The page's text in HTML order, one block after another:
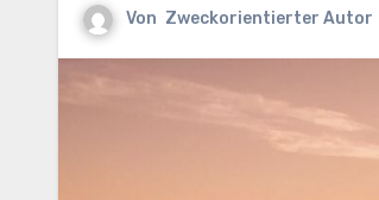
Von Zweckorientierter Autor